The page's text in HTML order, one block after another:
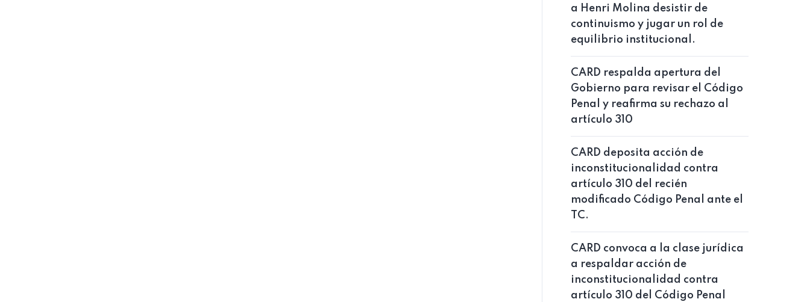
a Henri Molina desistir de
continuismo y jugar un rol de
equilibrio institucional.
CARD respalda apertura del
Gobierno para revisar el Código
Penal y reafirma su rechazo al
artículo 310
CARD deposita acción de
inconstitucionalidad contra
artículo 310 del recién
modificado Código Penal ante el
TC.
CARD convoca a la clase jurídica
a respaldar acción de
inconstitucionalidad contra
artículo 310 del Código Penal